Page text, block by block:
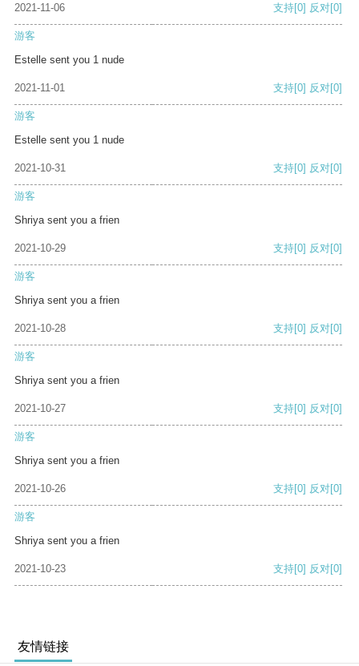
2021-11-06 支持[0] 反对[0]
游客
Estelle sent you 1 nude
2021-11-01 支持[0] 反对[0]
游客
Estelle sent you 1 nude
2021-10-31 支持[0] 反对[0]
游客
Shriya sent you a frien
2021-10-29 支持[0] 反对[0]
游客
Shriya sent you a frien
2021-10-28 支持[0] 反对[0]
游客
Shriya sent you a frien
2021-10-27 支持[0] 反对[0]
游客
Shriya sent you a frien
2021-10-26 支持[0] 反对[0]
游客
Shriya sent you a frien
2021-10-23 支持[0] 反对[0]
友情链接